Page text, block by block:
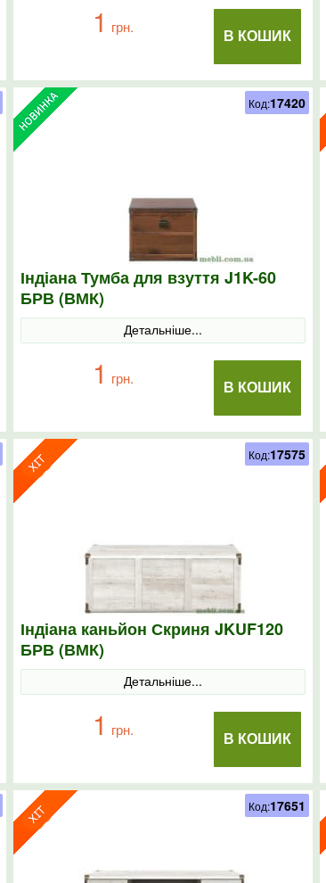
В КОШИК
1 грн.
Індіана Тумба для взуття J1K-60
БРВ (ВМК)
Детальніше...
В КОШИК
1 грн.
Код:17420
Індіана каньйон Скриня JKUF120
БРВ (ВМК)
Детальніше...
В КОШИК
1 грн.
Код:17575
Код:17651